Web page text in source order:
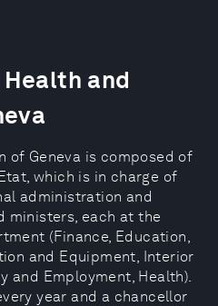
and
of Geneva is composed of
which is in charge of
administration and
ministers, each at the
(Finance, Education,
and Equipment, Interior
and Employment, Health).
year and a chancellor